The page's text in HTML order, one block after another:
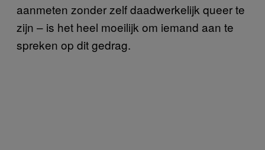
aanmeten zonder zelf daadwerkelijk queer te
zijn – is het heel moeilijk om iemand aan te
spreken op dit gedrag.